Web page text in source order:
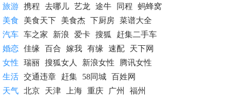
旅游 携程 去哪儿 艺龙 途牛 同程
蚂蜂窝
美食
美食天下 美食杰 下厨房 菜谱大全
汽车 车之家 新浪 爱卡 搜狐
赶集二手车
婚恋 佳缘 百合 嫁我 有缘 速配
天下网
女性
瑞丽 搜狐女人 新浪女性
腾讯女性
生活 交通违章 赶集 58同城 百姓网
天气 北京 天津 上海 重庆 广州
福州